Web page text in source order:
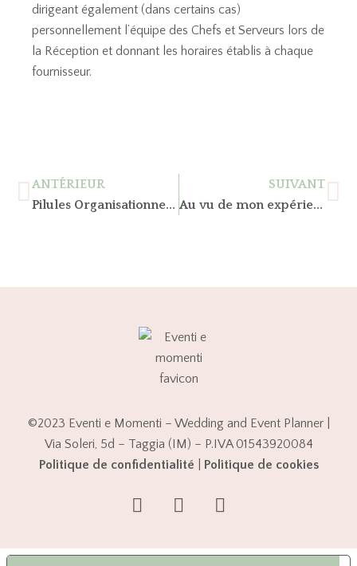
dirigeant également (dans certains cas)
personnellement l’équipe des Chefs et Serveurs lors de
la Réception et donnant les horaires établis à chaque
fournisseur.
ANTÉRIEUR
Pilules Organisationnelles…
SUIVANT
Au vu de mon expérience, Qu’est-ce qui a changé au fil du temps dans le monde du mariage ?
©2023 Eventi e Momenti – Wedding and Event Planner |
Via Soleri, 5d – Taggia (IM) – P.IVA 01543920084
Politique de confidentialité
Politique de cookies